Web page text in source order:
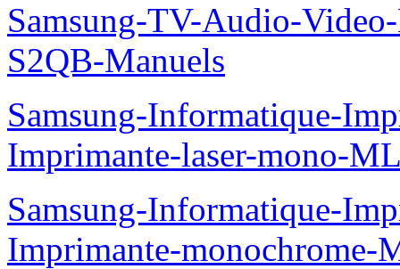
Samsung-TV-Audio-
S2QB-Manuels
Samsung-Informatique-
Imprimante-laser-mono-
Samsung-Informatique-
Imprimante-monochrome-